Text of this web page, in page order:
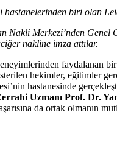
hastanelerinden biri olan
Nakli Merkezi’nden
nakline imza attılar.
faydalanan
hekimler, eğitimler
hastanesinde
Uzmanı Prof. Dr.
da ortak olmanın